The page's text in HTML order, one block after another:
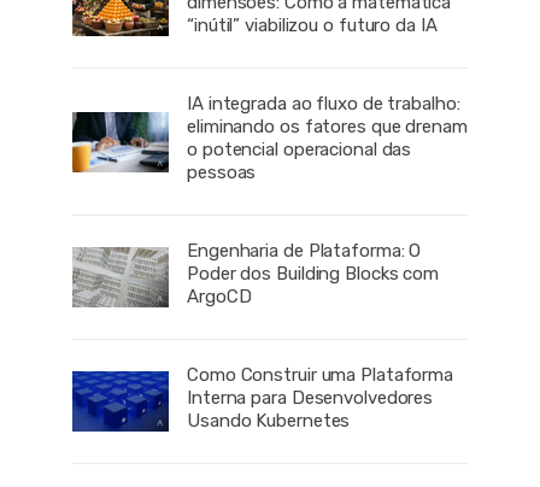
“inútil” viabilizou o futuro da IA
IA integrada ao fluxo de trabalho:
eliminando os fatores que drenam
o potencial operacional das
pessoas
Engenharia de Plataforma: O
Poder dos Building Blocks com
ArgoCD
Como Construir uma Plataforma
Interna para Desenvolvedores
Usando Kubernetes